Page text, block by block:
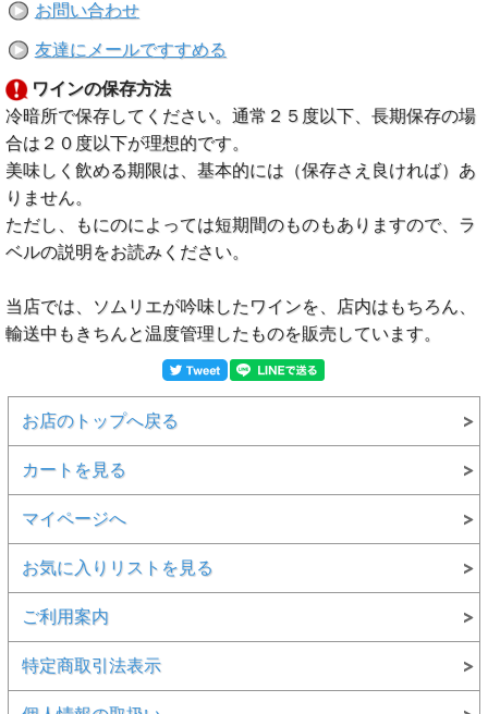
お問い合わせ
友達にメールですすめる
ワインの保存方法
冷暗所で保存してください。通常２５度以下、長期保存の場
合は２０度以下が理想的です。
美味しく飲める期限は、基本的には（保存さえ良ければ）あ
りません。
ただし、もにのによっては短期間のものもありますので、ラ
ベルの説明をお読みください。
当店では、ソムリエが吟味したワインを、店内はもちろん、
輸送中もきちんと温度管理したものを販売しています。
お店のトップへ戻る
カートを見る
マイページへ
お気に入りリストを見る
ご利用案内
特定商取引法表示